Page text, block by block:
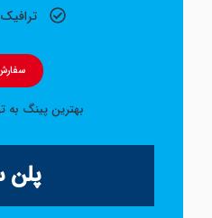
ترافیک نامحدود
سفارش
بهترین پینگ به تهران (20ms)
پلن سه